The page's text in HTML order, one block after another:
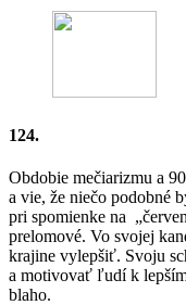
124.
Obdobie mečiarizmu a
a vie, že niečo podobné
pri spomienke na
prelomové. Vo svojej
krajine vylepšiť. Svoju
a motivovať ľudí k
blaho.